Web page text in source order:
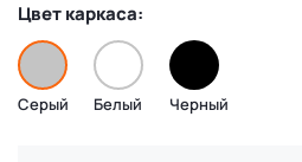
Цвет каркаса:
Серый Белый Черный